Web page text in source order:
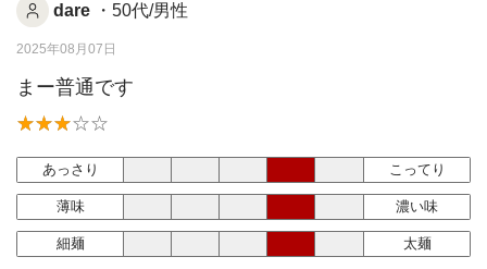
dare ・50代/男性
2025年08月07日
まー普通です
あっさり こってり
薄味 濃い味
細麺 太麺